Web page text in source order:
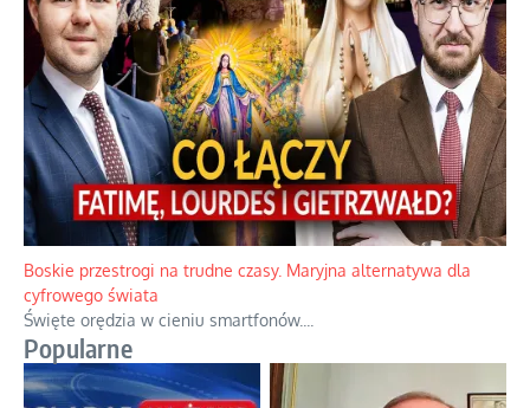
Boskie przestrogi na trudne czasy. Maryjna alternatywa dla
cyfrowego świata
Święte orędzia w cieniu smartfonów.
Popularne